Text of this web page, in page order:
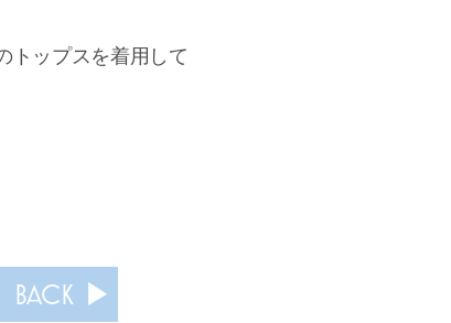
トップスを着用して
BACK